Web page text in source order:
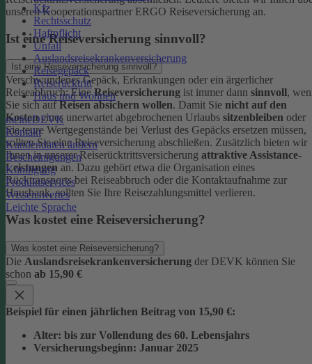
Kfz
Rechtsschutz
Haftpflicht
Unfall
Auslandsreisekrankenversicherung
Reisegepäck
Reiserücktritt
Haus und Wohnen
meineDEVK
Kontakt
Kundendaten ändern
Bescheinigungen
Kündigung
Produktservices
Wissenswertes
Leichte Sprache
unseren Kooperationspartner ERGO Reiseversicherung an.
Ist eine Reiseversicherung sinnvoll?
Ist eine Reiseversicherung sinnvoll?
Verschwundenes Gepäck, Erkrankungen oder ein ärgerlicher
Reiseabbruch: EineReiseversicherung ist immer dann sinnvoll,
Sie sich aufReisen absichern wollen. Damit Sie nicht auf den
Kosteneines unerwartet abgebrochenen Urlaubs sitzenbleiben oder
Sie teure Wertgegenstände bei Verlust des Gepäcks ersetzen müssen,
sollten Sie eine Reiseversicherung abschließen. Zusätzlich bieten wir
Ihnen in unserer Reiserücktrittsversicherung attraktive Assistance-
Leistungen an. Dazu gehört etwa die Organisation eines
Rücktransports bei Reiseabbruch oder die Kontaktaufnahme zur
Hausbank, sollten Sie Ihre Reisezahlungsmittel verlieren.
Was kostet eine Reiseversicherung?
Was kostet eine Reiseversicherung?
Die Auslandsreisekrankenversicherung der DEVK können Sie
schon ab 15,90 €
Beispiel für einen jährlichen Beitrag von 15,90 €:
Alter: bis zur Vollendung des 60. Lebensjahrs
Versicherungsbeginn: Januar 2025